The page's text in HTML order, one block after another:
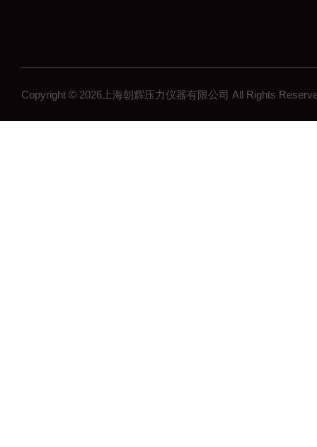
Copyright © 2026上海朝辉压力仪器有限公司 All Rights